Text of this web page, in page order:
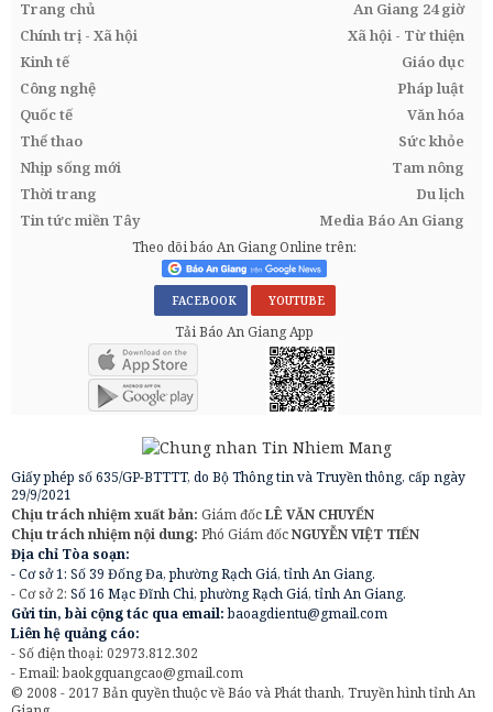
Trang chủ
An Giang 24 giờ
Chính trị - Xã hội
Xã hội - Từ thiện
Kinh tế
Giáo dục
Công nghệ
Pháp luật
Quốc tế
Văn hóa
Thể thao
Sức khỏe
Nhịp sống mới
Tam nông
Thời trang
Du lịch
Tin tức miền Tây
Media Báo An Giang
Theo dõi báo An Giang Online trên:
FACEBOOK YOUTUBE
Tải Báo An Giang App
Giấy phép số 635/GP-BTTTT, do Bộ Thông tin và Truyền thông, cấp ngày
29/9/2021
Chịu trách nhiệm xuất bản: Giám đốcLÊ VĂN CHUYỂN
Chịu trách nhiệm nội dung: Phó Giám đốcNGUYỄN VIỆT TIẾN
Địa chỉ Tòa soạn:
- Cơ sở 1: Số 39 Đống Đa, phường Rạch Giá, tỉnh An Giang.
- Cơ sở 2: Số 16 Mạc Đĩnh Chi, phường Rạch Giá, tỉnh An Giang.
Gửi tin, bài cộng tác qua email:baoagdientu@gmail.com
Liên hệ quảng cáo:
- Số điện thoại: 02973.812.302
- Email:baokgquangcao@gmail.com
© 2008 - 2017 Bản quyền thuộc về Báo và Phát thanh, Truyền hình tỉnh An